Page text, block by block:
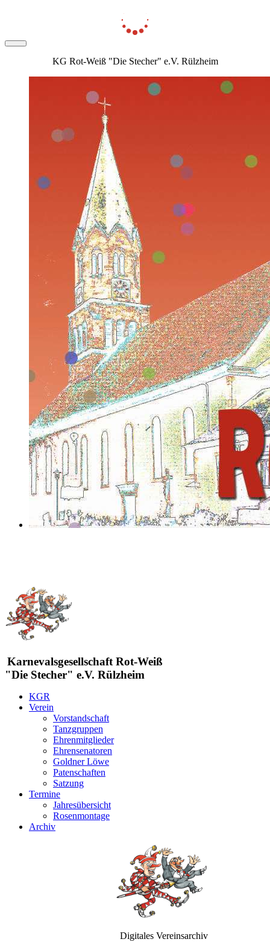
KG Rot-Weiß "Die Stecher" e.V. Rülzheim
Karnevalsgesellschaft Rot-Weiß
"Die Stecher" e.V. Rülzheim
KGR
Verein
Vorstandschaft
Tanzgruppen
Ehrenmitglieder
Ehrensenatoren
Goldner Löwe
Patenschaften
Satzung
Termine
Jahresübersicht
Rosenmontage
Archiv
Digitales Vereinsarchiv